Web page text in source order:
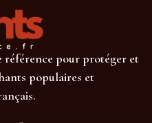
référence pour protéger et
populaires et